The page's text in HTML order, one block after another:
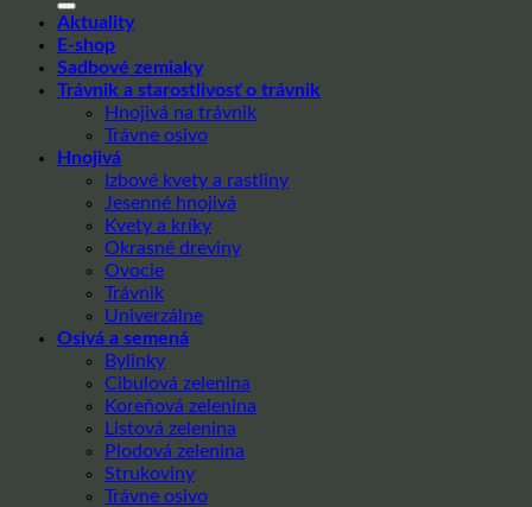
Aktuality
E-shop
Sadbové zemiaky
Trávnik a starostlivosť o trávnik
Hnojivá na trávnik
Trávne osivo
Hnojivá
Izbové kvety a rastliny
Jesenné hnojivá
Kvety a kríky
Okrasné dreviny
Ovocie
Trávnik
Univerzálne
Osivá a semená
Bylinky
Cibulová zelenina
Koreňová zelenina
Listová zelenina
Plodová zelenina
Strukoviny
Trávne osivo